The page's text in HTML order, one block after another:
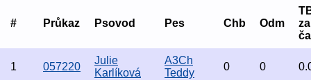
# Průkaz Psovod Pes Chb Odm
za
1 057220
Julie
Karlíková
A3Ch
Teddy
0 0